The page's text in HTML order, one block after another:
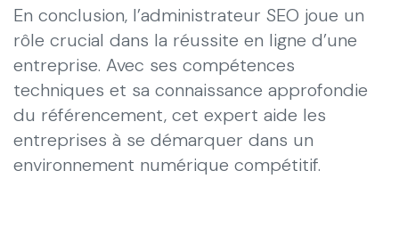
En conclusion, l’administrateur SEO joue un
rôle crucial dans la réussite en ligne d’une
entreprise. Avec ses compétences
techniques et sa connaissance approfondie
du référencement, cet expert aide les
entreprises à se démarquer dans un
environnement numérique compétitif.